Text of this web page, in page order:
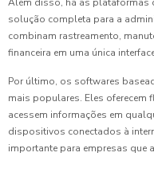
Além disso, há as plataformas
solução completa para a
combinam rastreamento,
financeira em uma única
Por último, os softwares
mais populares. Eles
acessem informações em
dispositivos conectados à
importante para empresas que